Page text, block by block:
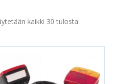
kaikki 30 tulosta